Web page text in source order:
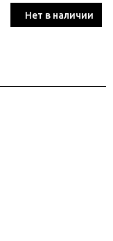
Нет в наличии